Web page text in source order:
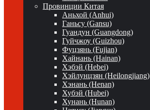
Провинции Китая
Аньхой (Anhui)
Ганьсу (Gansu)
Гуандун (Guangdong)
Гуйчжоу (Guizhou)
Фуцзянь (Fujian)
Хайнань (Hainan)
Хэбэй (Hebei)
Хэйлунцзян (Heilongjiang)
Хэнань (Henan)
Хубэй (Hubei)
Хунань (Hunan)